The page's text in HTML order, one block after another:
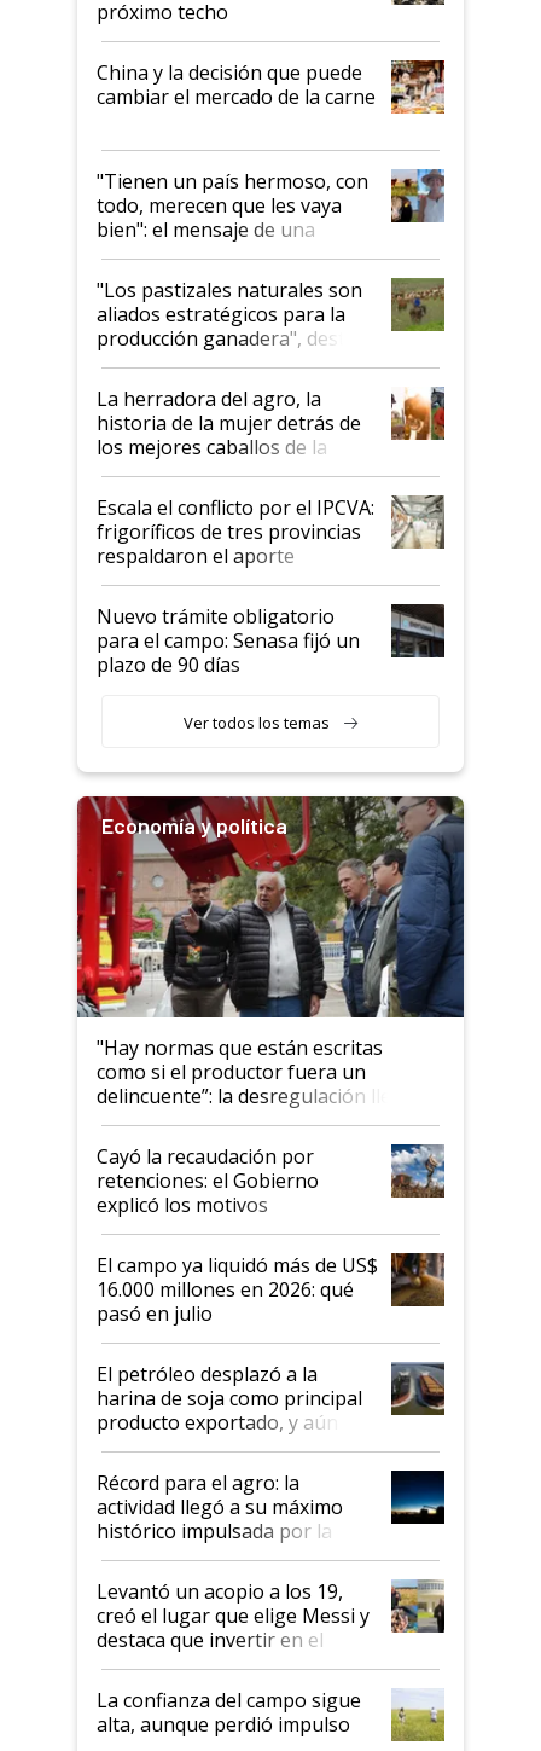
próximo techo
China y la decisión que puede
cambiar el mercado de la carne
"Tienen un país hermoso, con
todo, merecen que les vaya
bien": el mensaje de una
ganadera uruguaya sobre las
oportunidades que se abren
para el agro en Argentina, con
foco en la carne
"Los pastizales naturales son
aliados estratégicos para la
producción ganadera", destaca
la iniciativa que ya reúne a 46
establecimientos en Argentina
La herradora del agro, la
historia de la mujer detrás de
los mejores caballos de la
Argentina y los mitos que
todavía hacen sufrir a estos
animales: "Mientras me
descalificaban, yo seguí
haciendo currículum"
Escala el conflicto por el IPCVA:
frigoríficos de tres provincias
respaldaron el aporte
obligatorio
Nuevo trámite obligatorio
para el campo: Senasa fijó un
plazo de 90 días
Ver todos los temas
Economía y política
"Hay normas que están escritas
como si el productor fuera un
delincuente”: la desregulación llegó
al Congreso Aapresid y hasta se
habló del financiamiento al IPCVA
Cayó la recaudación por
retenciones: el Gobierno
explicó los motivos
El campo ya liquidó más de US$
16.000 millones en 2026: qué
pasó en julio
El petróleo desplazó a la
harina de soja como principal
producto exportado, y aún así
el agro aportó casi seis de cada
diez dólares y sostuvo el
liderazgo en un semestre
récord
Récord para el agro: la
actividad llegó a su máximo
histórico impulsada por la
cosecha y las exportaciones
Levantó un acopio a los 19,
creó el lugar que elige Messi y
destaca que invertir en el
kirchnerismo era como "darle
plata a un hijo para droga":
Juan Félix Rossetti, el libertario
que de una dura crisis salió
La confianza del campo sigue
alta, aunque perdió impulso